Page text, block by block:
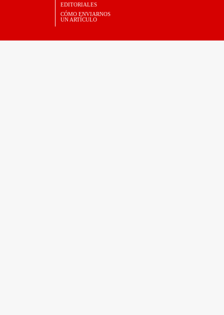
EDITORIALES
CÓMO ENVIARNOS
UN ARTÍCULO